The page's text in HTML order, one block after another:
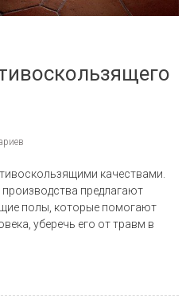
качествами.
предлагают
полы, которые помогают
уберечь его от травм в